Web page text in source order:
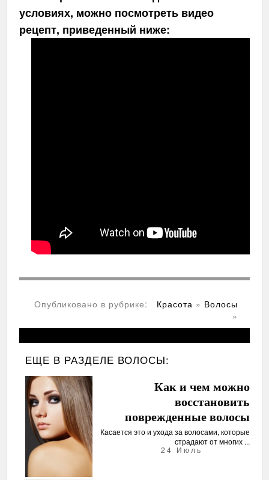
условиях, можно посмотреть видео
рецепт, приведенный ниже:
Опубликовано в рубрике: Красота » Волосы
»
ЕЩЕ В РАЗДЕЛЕ ВОЛОСЫ:
Как и чем можно
восстановить
поврежденные волосы
Касается это и ухода за волосами, которые
страдают от многих ...
24 Июль